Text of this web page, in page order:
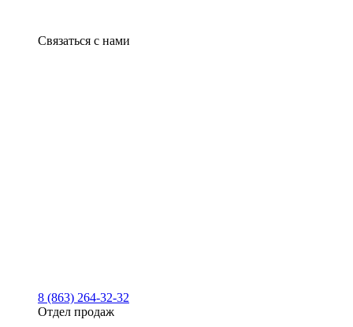
Связаться с нами
8 (863) 264-32-32
Отдел продаж